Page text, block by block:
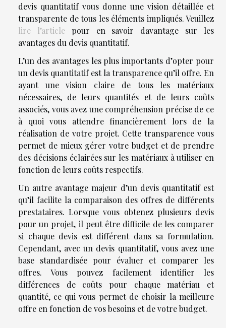
devis quantitatif vous donne une vision détaillée et
transparente de tous les éléments impliqués. Veuillez
lire l’articlepour en savoir davantage sur les
avantages du devis quantitatif.
L’un des avantages les plus importants d’opter pour
un devis quantitatif est la transparence qu’il offre. En
ayant une vision claire de tous les matériaux
nécessaires, de leurs quantités et de leurs coûts
associés, vous avez une compréhension précise de ce
à quoi vous attendre financièrement lors de la
réalisation de votre projet. Cette transparence vous
permet de mieux gérer votre budget et de prendre
des décisions éclairées sur les matériaux à utiliser en
fonction de leurs coûts respectifs.
Un autre avantage majeur d’un devis quantitatif est
qu’il facilite la comparaison des offres de différents
prestataires. Lorsque vous obtenez plusieurs devis
pour un projet, il peut être difficile de les comparer
si chaque devis est différent dans sa formulation.
Cependant, avec un devis quantitatif, vous avez une
base standardisée pour évaluer et comparer les
offres. Vous pouvez facilement identifier les
différences de coûts pour chaque matériau et
quantité, ce qui vous permet de choisir la meilleure
offre en fonction de vos besoins et de votre budget.